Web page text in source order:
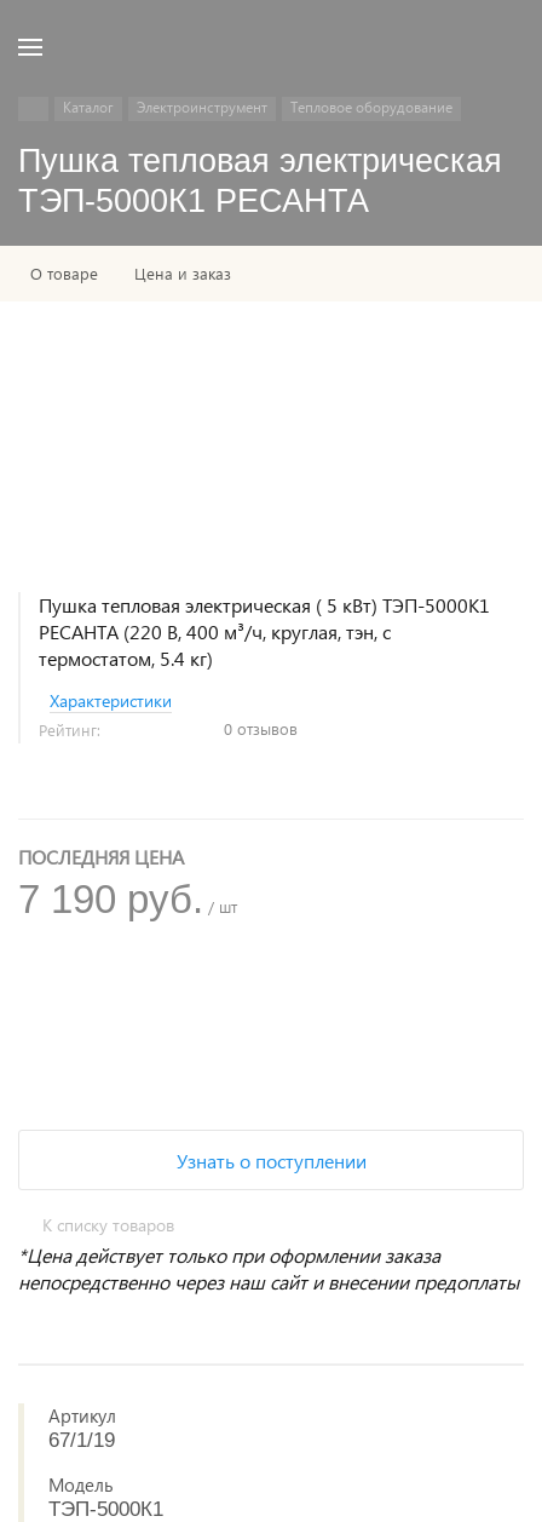
Каталог Электроинструмент Тепловое оборудование
Пушка тепловая электрическая
ТЭП-5000К1 РЕСАНТА
О товаре Цена и заказ
Пушка тепловая электрическая ( 5 кВт) ТЭП-5000К1
РЕСАНТА (220 В, 400 м³/ч, круглая, тэн, с
термостатом, 5.4 кг)
Характеристики
Рейтинг: 0 отзывов
ПОСЛЕДНЯЯ ЦЕНА
7 190 руб. / шт
Узнать о поступлении
К списку товаров
*Цена действует только при оформлении заказа
непосредственно через наш сайт и внесении предоплаты
Артикул
67/1/19
Модель
ТЭП-5000К1